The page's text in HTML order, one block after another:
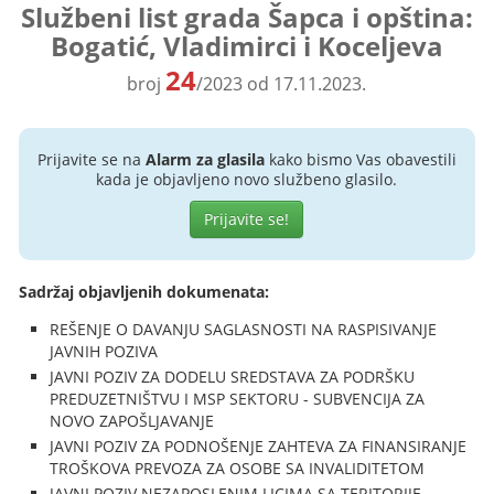
Službeni list grada Šapca i opština:
Bogatić, Vladimirci i Koceljeva
broj 24/2023 od 17.11.2023.
Prijavite se na Alarm za glasilakako bismo Vas obavestili
kada je objavljeno novo službeno glasilo.
Prijavite se!
Sadržaj objavljenih dokumenata:
REŠENJE O DAVANJU SAGLASNOSTI NA RASPISIVANJE
JAVNIH POZIVA
JAVNI POZIV ZA DODELU SREDSTAVA ZA PODRŠKU
PREDUZETNIŠTVU I MSP SEKTORU - SUBVENCIJA ZA
NOVO ZAPOŠLJAVANJE
JAVNI POZIV ZA PODNOŠENJE ZAHTEVA ZA FINANSIRANJE
TROŠKOVA PREVOZA ZA OSOBE SA INVALIDITETOM